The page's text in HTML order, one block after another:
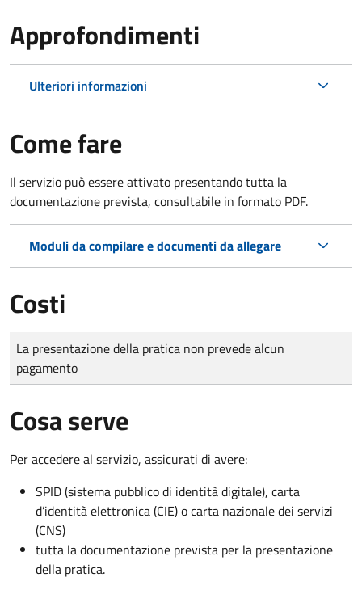
Approfondimenti
Ulteriori informazioni
Come fare
Il servizio può essere attivato presentando tutta la
documentazione prevista, consultabile in formato PDF.
Moduli da compilare e documenti da allegare
Costi
Tipo di pagamento
Importo
La presentazione della pratica non prevede alcun
pagamento
Cosa serve
Per accedere al servizio, assicurati di avere:
SPID (sistema pubblico di identità digitale), carta
d’identità elettronica (CIE) o carta nazionale dei servizi
(CNS)
tutta la documentazione prevista per la presentazione
della pratica.